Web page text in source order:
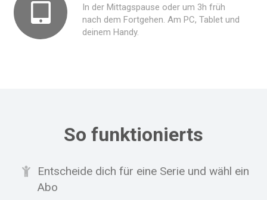
In der Mittagspause oder um 3h früh
nach dem Fortgehen. Am PC, Tablet und
deinem Handy.
So funktionierts
Entscheide dich für eine Serie und wähl ein
Abo